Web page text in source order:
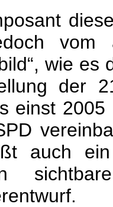
vom
wie es
der
einst 2005
auch